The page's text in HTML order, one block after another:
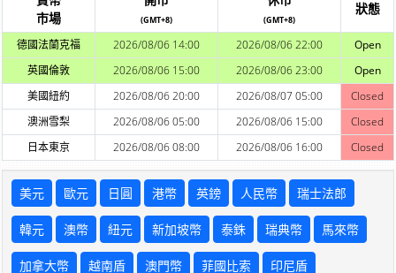
市場
(GMT+8) (GMT+8)
狀態
德國法蘭克福 2026/08/06 14:00 2026/08/06 22:00
Open
英國倫敦
2026/08/06 15:00 2026/08/06 23:00
Open
美國紐約
2026/08/06 20:00 2026/08/07 05:00
Closed
澳洲雪梨
2026/08/06 05:00 2026/08/06 15:00
Closed
日本東京
2026/08/06 08:00 2026/08/06 16:00 Closed
美元 歐元 日圓 港幣 英鎊 人民幣 瑞士法郎
韓元 澳幣 紐元 新加坡幣 泰銖 瑞典幣 馬來幣
加拿大幣 越南盾 澳門幣 菲國比索 印尼盾